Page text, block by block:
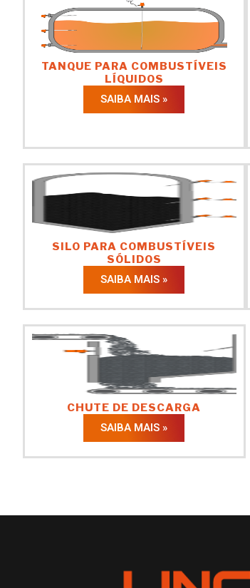
TANQUE PARA COMBUSTÍVEIS
LÍQUIDOS
SAIBA MAIS »
SILO PARA COMBUSTÍVEIS
SÓLIDOS
SAIBA MAIS »
CHUTE DE DESCARGA
SAIBA MAIS »